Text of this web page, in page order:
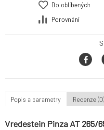
Do oblíbených
Porovnání
Popis a parametry Recenze (0)
Vredestein Pinza AT 265/